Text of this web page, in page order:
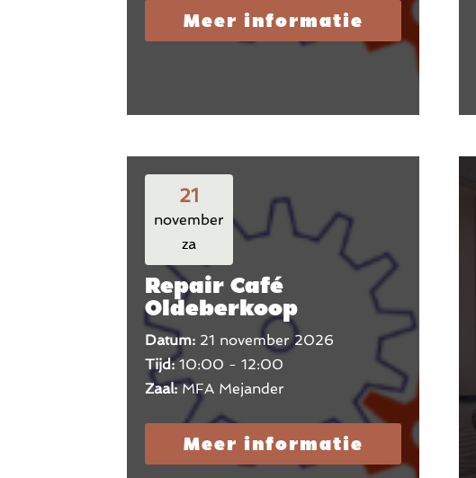
Meer informatie
21
november
za
Repair Café
Oldeberkoop
Datum: 21 november 2026
Tijd:10:00 - 12:00
Zaal:MFA Mejander
Meer informatie